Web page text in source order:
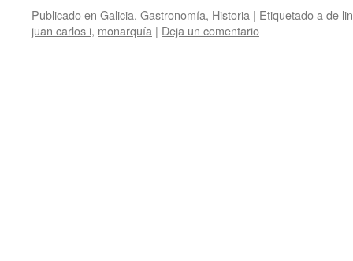
Publicado en Galicia, Gastronomía, Historia | Etiquetadoa de
juan carlos i, monarquía | Deja un comentario